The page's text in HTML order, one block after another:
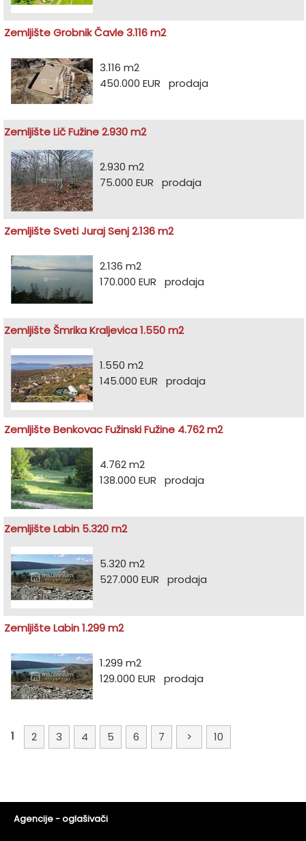
Zemljište Grobnik Čavle 3.116 m2
3.116 m2
450.000 EUR prodaja
Zemljište Lič Fužine 2.930 m2
2.930 m2
75.000 EUR prodaja
Zemljište Sveti Juraj Senj 2.136 m2
2.136 m2
170.000 EUR prodaja
Zemljište Šmrika Kraljevica 1.550 m2
1.550 m2
145.000 EUR prodaja
Zemljište Benkovac Fužinski Fužine 4.762 m2
4.762 m2
138.000 EUR prodaja
Zemljište Labin 5.320 m2
5.320 m2
527.000 EUR prodaja
Zemljište Labin 1.299 m2
1.299 m2
129.000 EUR prodaja
1 2 3 4 5 6 7 > 10
Agencije - oglašivači